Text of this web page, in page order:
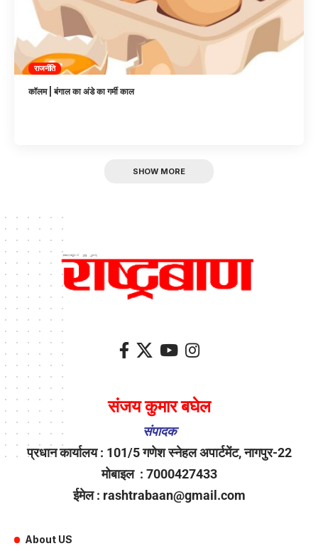
राजनीति
कॉलम | बंगाल का अंडे का गर्मी काल
SHOW MORE
संजय कुमार बघेल
संपादक
प्रधान कार्यालय : 101/5 गणेश स्नेहल अपार्टमेंट, नागपुर-22
मोबाइल : 7000427433
ईमेल : rashtrabaan@gmail.com
About US